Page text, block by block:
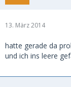
13. März 2014
hatte gerade da
und ich ins leere